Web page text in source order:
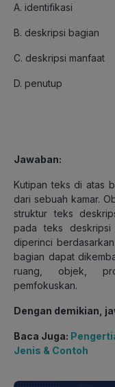
A. identifikasi
B. deskripsi bagian
C. deskripsi manfaat
D. penutup
Jawaban:
Kutipan teks di atas
dari sebuah kamar.
struktur teks
pada teks
diperinci
bagian dapat
ruang, objek,
pemfokuskan.
Dengan demikian,
Baca Juga:
Jenis & Contoh